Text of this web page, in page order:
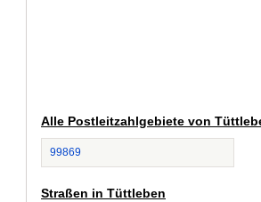
Alle Postleitzahlgebiete von
99869
Straßen in Tüttleben